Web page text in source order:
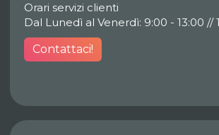
Orari servizi clienti
Dal Lunedì al Venerdì: 9:00 - 13:00 //
Contattaci!